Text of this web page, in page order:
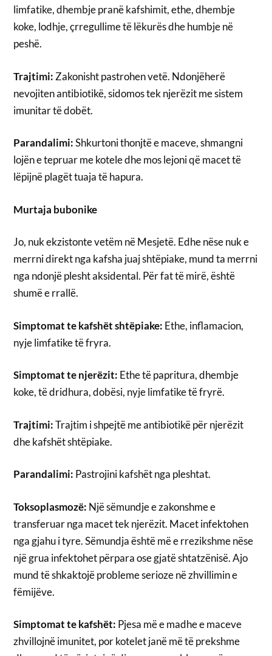
limfatike, dhembje pranë kafshimit, ethe, dhembje
koke, lodhje, çrregullime të lëkurës dhe humbje në
peshë.
Trajtimi: Zakonisht pastrohen vetë. Ndonjëherë
nevojiten antibiotikë, sidomos tek njerëzit me sistem
imunitar të dobët.
Parandalimi:Shkurtoni thonjtë e maceve, shmangni
lojën e tepruar me kotele dhe mos lejoni që macet të
lëpijnë plagët tuaja të hapura.
Murtaja bubonike
Jo, nuk ekzistonte vetëm në Mesjetë. Edhe nëse nuk e
merrni direkt nga kafsha juaj shtëpiake, mund ta merrni
nga ndonjë plesht aksidental. Për fat të mirë, është
shumë e rrallë.
Simptomat te kafshët shtëpiake: Ethe, inflamacion,
nyje limfatike të fryra.
Simptomat te njerëzit: Ethe të papritura, dhembje
koke, të dridhura, dobësi, nyje limfatike të fryrë.
Trajtimi:Trajtim i shpejtë me antibiotikë për njerëzit
dhe kafshët shtëpiake.
Parandalimi: Pastrojini kafshët nga pleshtat.
Toksoplasmozë: Një sëmundje e zakonshme e
transferuar nga macet tek njerëzit. Macet infektohen
nga gjahu i tyre. Sëmundja është më e rrezikshme nëse
një grua infektohet përpara ose gjatë shtatzënisë. Ajo
mund të shkaktojë probleme serioze në zhvillimin e
fëmijëve.
Simptomat te kafshët: Pjesa më e madhe e maceve
zhvillojnë imunitet, por kotelet janë më të prekshme